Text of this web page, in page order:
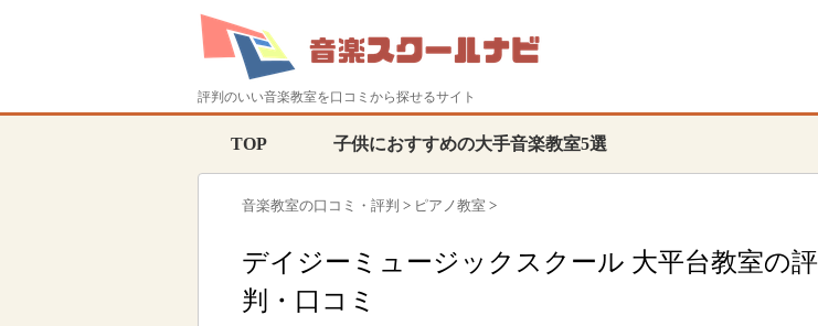
評判のいい音楽教室を口コミから探せるサイト
TOP 子供におすすめの大手音楽教室5選
音楽教室の口コミ・評判 > ピアノ教室 >
デイジーミュージックスクール 大平台教室の評
判・口コミ